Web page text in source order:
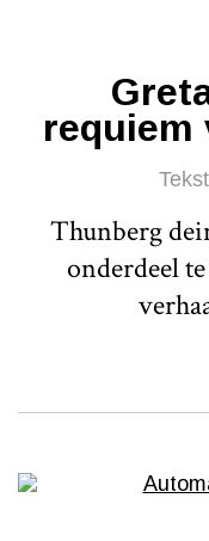
requiem
Tekst
Thunberg
onderdeel